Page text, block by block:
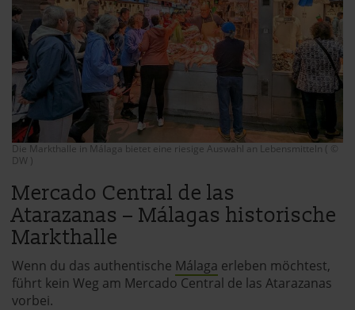
Die Markthalle in Málaga bietet eine riesige Auswahl an Lebensmitteln ( ©
DW )
Mercado Central de las
Atarazanas – Málagas historische
Markthalle
Wenn du das authentische Málaga erleben möchtest,
führt kein Weg am Mercado Central de las Atarazanas
vorbei.